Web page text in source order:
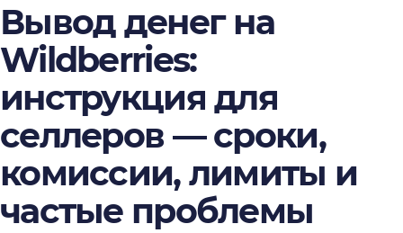
Вывод денег на
Wildberries:
инструкция для
селлеров — сроки,
комиссии, лимиты и
частые проблемы